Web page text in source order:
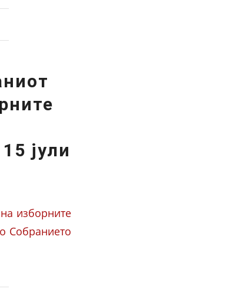
јули
изборните
Собранието